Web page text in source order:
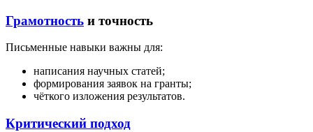
Грамотность и точность
Письменные навыки важны для:
написания научных статей;
формирования заявок на гранты;
чёткого изложения результатов.
Критический подход